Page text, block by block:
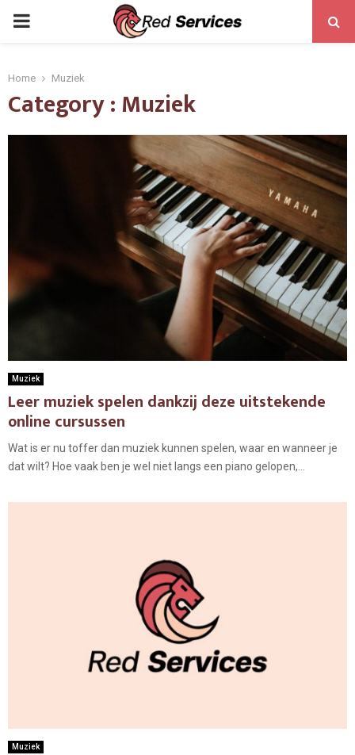
PRIMARY
Home Muziek
Category : Muziek
Muziek
Leer muziek spelen dankzij deze uitstekende
online cursussen
Wat is er nu toffer dan muziek kunnen spelen, waar en wanneer je
dat wilt? Hoe vaak ben je wel niet langs een piano gelopen,...
Muziek